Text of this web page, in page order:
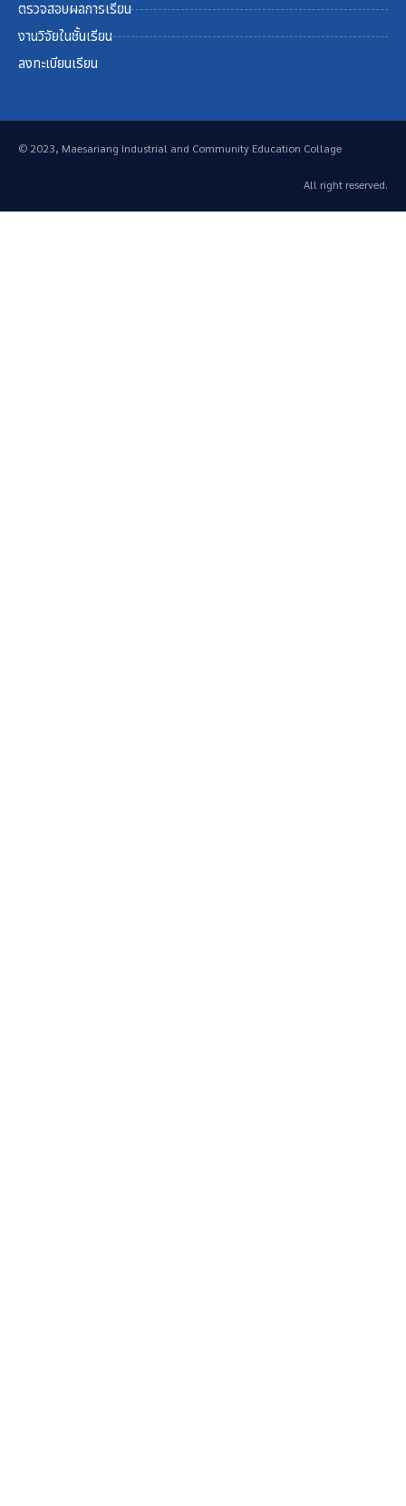
ตรวจสอบผลการเรียน
งานวิจัยในชั้นเรียน
ลงทะเบียนเรียน
© 2023, Maesariang Industrial and Community Education Collage
All right reserved.